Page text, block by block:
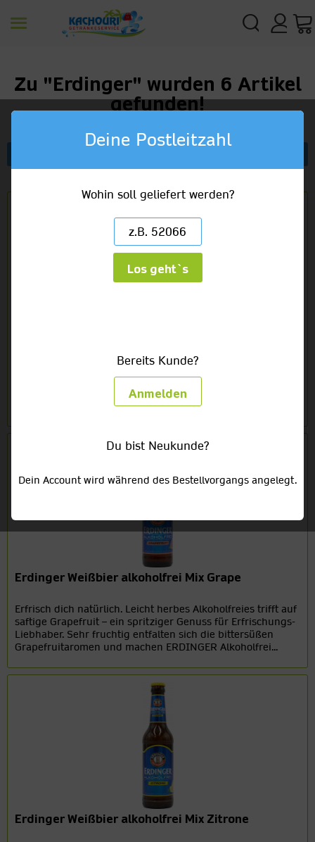
Zu "Erdinger" wurden 6 Artikel
gefunden!
ERDINGER Alkoholfrei - der sportliche Durstlöscher
Würzige Malznoten harmonieren hervorragend mit
karamellig-süßlichen Nuancen. Ergänzt wird das
Genusserlebnis durch die anregende Bittere unseres
Erdinger Weißbier alkoholfrei Mix Grape
Erfrisch dich natürlich. Leicht herbes Alkoholfreies trifft auf
saftige Grapefruit – ein spritziger Genuss für Erfrischungs-
Liebhaber. Sehr fruchtig entfalten sich die bittersüßen
Grapefruitaromen und machen ERDINGER Alkoholfrei...
Erdinger Weißbier alkoholfrei Mix Zitrone
Deine Postleitzahl
Wohin soll geliefert werden?
Los geht`s
Bereits Kunde?
Anmelden
Du bist Neukunde?
Dein Account wird während des Bestellvorgangs angelegt.